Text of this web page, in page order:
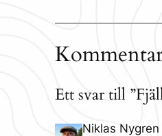
Ett svar till
Niklas Nygren